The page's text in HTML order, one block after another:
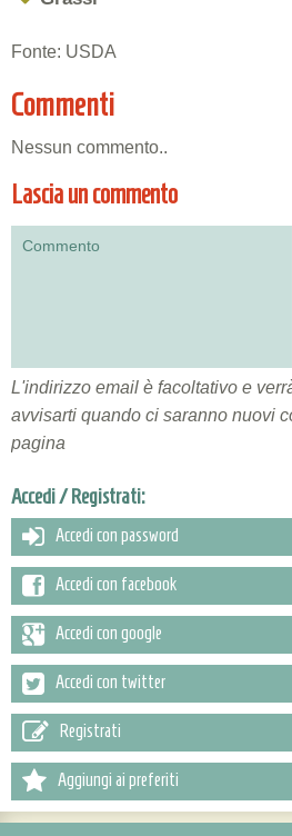
Fonte: USDA
Commenti
Nessun commento..
Lascia un commento
L'indirizzo email è facoltativo e
avvisarti quando ci saranno nuovi
pagina
Accedi / Registrati:
Accedi con password
Accedi con facebook
Accedi con google
Accedi con twitter
Registrati
Aggiungi ai preferiti